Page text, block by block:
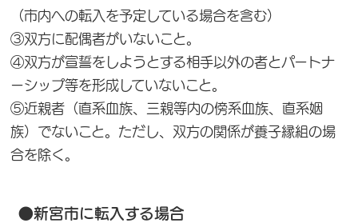
（市内への転入を予定している場合を含む）
③双方に配偶者がいないこと。
④双方が宣誓をしようとする相手以外の者とパートナ
ーシップ等を形成していないこと。
⑤近親者（直系血族、三親等内の傍系血族、直系姻
族）でないこと。ただし、双方の関係が養子縁組の場
合を除く。
●新宮市に転入する場合